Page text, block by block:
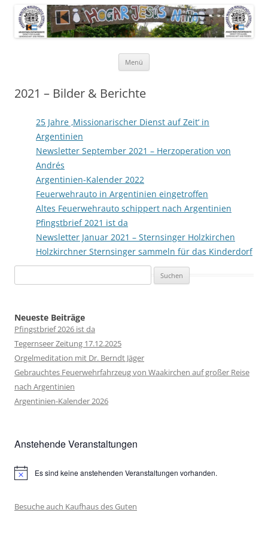
Menü
2021 – Bilder & Berichte
25 Jahre ‚Missionarischer Dienst auf Zeit‘ in
Argentinien
Newsletter September 2021 – Herzoperation von
Andrés
Argentinien-Kalender 2022
Feuerwehrauto in Argentinien eingetroffen
Altes Feuerwehrauto schippert nach Argentinien
Pfingstbrief 2021 ist da
Newsletter Januar 2021 – Sternsinger Holzkirchen
Holzkirchner Sternsinger sammeln für das Kinderdorf
nach:
Neueste Beiträge
Pfingstbrief 2026 ist da
Tegernseer Zeitung 17.12.2025
Orgelmeditation mit Dr. Berndt Jäger
Gebrauchtes Feuerwehrfahrzeug von Waakirchen auf großer Reise
nach Argentinien
Argentinien-Kalender 2026
Anstehende Veranstaltungen
HinweisEs sind keine anstehenden Veranstaltungen vorhanden.
Besuche auch Kaufhaus des Guten